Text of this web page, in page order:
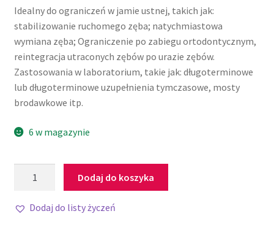
Idealny do ograniczeń w jamie ustnej, takich jak:
stabilizowanie ruchomego zęba; natychmiastowa
wymiana zęba; Ograniczenie po zabiegu ortodontycznym,
reintegracja utraconych zębów po urazie zębów.
Zastosowania w laboratorium, takie jak: długoterminowe
lub długoterminowe uzupełnienia tymczasowe, mosty
brodawkowe itp.
6 w magazynie
Dodaj do koszyka
Dodaj do listy życzeń